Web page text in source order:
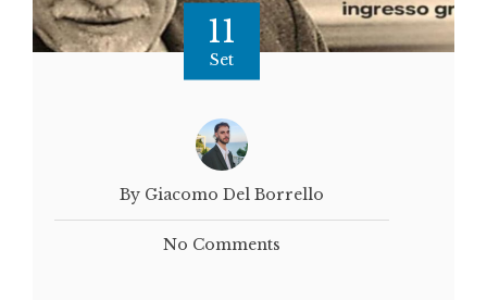
11
Set
By Giacomo Del Borrello
No Comments